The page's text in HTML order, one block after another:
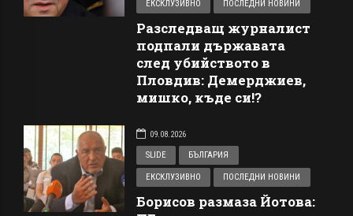
ЕКСКЛУЗИВНО ПОСЛЕДНИ НОВИНИ
Разследващ журналист
подпали държавата
след убийството в
Пловдив: Демерджиев,
мишко, къде си!?
09.08.2026
SLIDE
БЪЛГАРИЯ
ЕКСКЛУЗИВНО ПОСЛЕДНИ НОВИНИ
Борисов размаза Йотова: